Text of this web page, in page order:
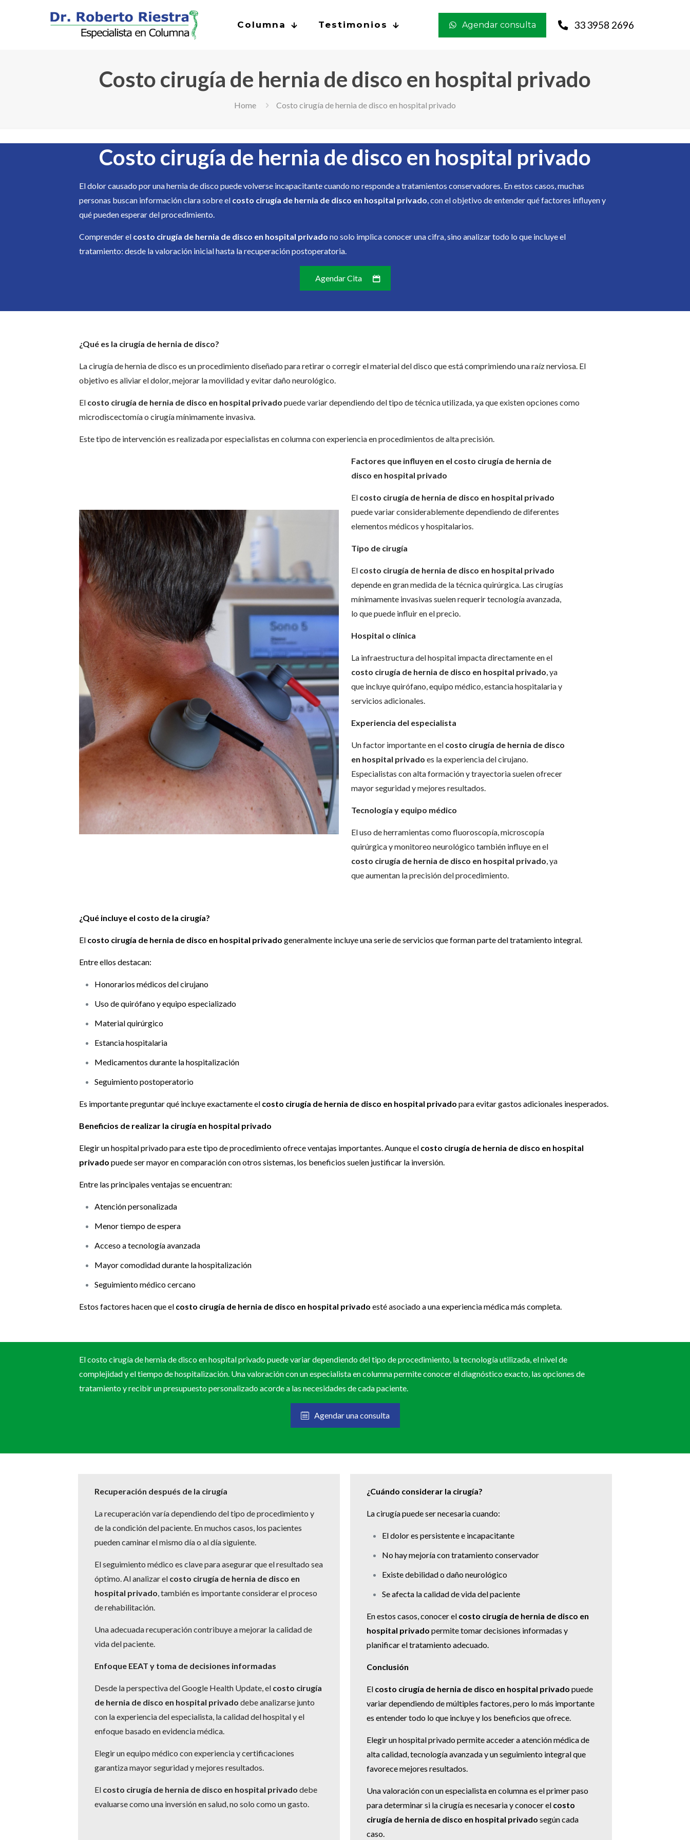
Columna Testimonios Agendar consulta 33 3958 2696
Costo cirugía de hernia de disco en hospital privado
Home Costo cirugía de hernia de disco en hospital privado
Costo cirugía de hernia de disco en hospital privado
El dolor causado por una hernia de disco puede volverse incapacitante cuando no responde a tratamientos conservadores. En estos casos, muchas
personas buscan información clara sobre el costo cirugía de hernia de disco en hospital privado, con el objetivo de entender qué factores influyen y
qué pueden esperar del procedimiento.
Comprender el costo cirugía de hernia de disco en hospital privado no solo implica conocer una cifra, sino analizar todo lo que incluye el
tratamiento: desde la valoración inicial hasta la recuperación postoperatoria.
Agendar Cita
¿Qué es la cirugía de hernia de disco?
La cirugía de hernia de disco es un procedimiento diseñado para retirar o corregir el material del disco que está comprimiendo una raíz nerviosa. El
objetivo es aliviar el dolor, mejorar la movilidad y evitar daño neurológico.
El costo cirugía de hernia de disco en hospital privado puede variar dependiendo del tipo de técnica utilizada, ya que existen opciones como
microdiscectomía o cirugía mínimamente invasiva.
Este tipo de intervención es realizada por especialistas en columna con experiencia en procedimientos de alta precisión.
Factores que influyen en el costo cirugía de hernia de
disco en hospital privado
El costo cirugía de hernia de disco en hospital privado
puede variar considerablemente dependiendo de diferentes
elementos médicos y hospitalarios.
Tipo de cirugía
El costo cirugía de hernia de disco en hospital privado
depende en gran medida de la técnica quirúrgica. Las cirugías
mínimamente invasivas suelen requerir tecnología avanzada,
lo que puede influir en el precio.
Hospital o clínica
La infraestructura del hospital impacta directamente en el
costo cirugía de hernia de disco en hospital privado, ya
que incluye quirófano, equipo médico, estancia hospitalaria y
servicios adicionales.
Experiencia del especialista
Un factor importante en el costo cirugía de hernia de disco
en hospital privado es la experiencia del cirujano.
Especialistas con alta formación y trayectoria suelen ofrecer
mayor seguridad y mejores resultados.
Tecnología y equipo médico
El uso de herramientas como fluoroscopía, microscopía
quirúrgica y monitoreo neurológico también influye en el
costo cirugía de hernia de disco en hospital privado, ya
que aumentan la precisión del procedimiento.
¿Qué incluye el costo de la cirugía?
El costo cirugía de hernia de disco en hospital privado generalmente incluye una serie de servicios que forman parte del tratamiento integral.
Entre ellos destacan:
Honorarios médicos del cirujano
Uso de quirófano y equipo especializado
Material quirúrgico
Estancia hospitalaria
Medicamentos durante la hospitalización
Seguimiento postoperatorio
Es importante preguntar qué incluye exactamente el costo cirugía de hernia de disco en hospital privado para evitar gastos adicionales inesperados.
Beneficios de realizar la cirugía en hospital privado
Elegir un hospital privado para este tipo de procedimiento ofrece ventajas importantes. Aunque el costo cirugía de hernia de disco en hospital
privado puede ser mayor en comparación con otros sistemas, los beneficios suelen justificar la inversión.
Entre las principales ventajas se encuentran:
Atención personalizada
Menor tiempo de espera
Acceso a tecnología avanzada
Mayor comodidad durante la hospitalización
Seguimiento médico cercano
Estos factores hacen que el costo cirugía de hernia de disco en hospital privado esté asociado a una experiencia médica más completa.
El costo cirugía de hernia de disco en hospital privado puede variar dependiendo del tipo de procedimiento, la tecnología utilizada, el nivel de
complejidad y el tiempo de hospitalización. Una valoración con un especialista en columna permite conocer el diagnóstico exacto, las opciones de
tratamiento y recibir un presupuesto personalizado acorde a las necesidades de cada paciente.
Agendar una consulta
Recuperación después de la cirugía
La recuperación varía dependiendo del tipo de procedimiento y
de la condición del paciente. En muchos casos, los pacientes
pueden caminar el mismo día o al día siguiente.
El seguimiento médico es clave para asegurar que el resultado sea
óptimo. Al analizar el costo cirugía de hernia de disco en
hospital privado, también es importante considerar el proceso
de rehabilitación.
Una adecuada recuperación contribuye a mejorar la calidad de
vida del paciente.
Enfoque EEAT y toma de decisiones informadas
Desde la perspectiva del Google Health Update, el costo cirugía
de hernia de disco en hospital privado debe analizarse junto
con la experiencia del especialista, la calidad del hospital y el
enfoque basado en evidencia médica.
Elegir un equipo médico con experiencia y certificaciones
garantiza mayor seguridad y mejores resultados.
El costo cirugía de hernia de disco en hospital privado debe
evaluarse como una inversión en salud, no solo como un gasto.
¿Cuándo considerar la cirugía?
La cirugía puede ser necesaria cuando:
El dolor es persistente e incapacitante
No hay mejoría con tratamiento conservador
Existe debilidad o daño neurológico
Se afecta la calidad de vida del paciente
En estos casos, conocer el costo cirugía de hernia de disco en
hospital privado permite tomar decisiones informadas y
planificar el tratamiento adecuado.
Conclusión
El costo cirugía de hernia de disco en hospital privado puede
variar dependiendo de múltiples factores, pero lo más importante
es entender todo lo que incluye y los beneficios que ofrece.
Elegir un hospital privado permite acceder a atención médica de
alta calidad, tecnología avanzada y un seguimiento integral que
favorece mejores resultados.
Una valoración con un especialista en columna es el primer paso
para determinar si la cirugía es necesaria y conocer el costo
cirugía de hernia de disco en hospital privado según cada
caso.